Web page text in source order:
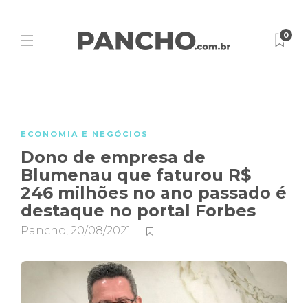
0
ECONOMIA E NEGÓCIOS
Dono de empresa de
Blumenau que faturou R$
246 milhões no ano passado é
destaque no portal Forbes
Pancho, 20/08/2021